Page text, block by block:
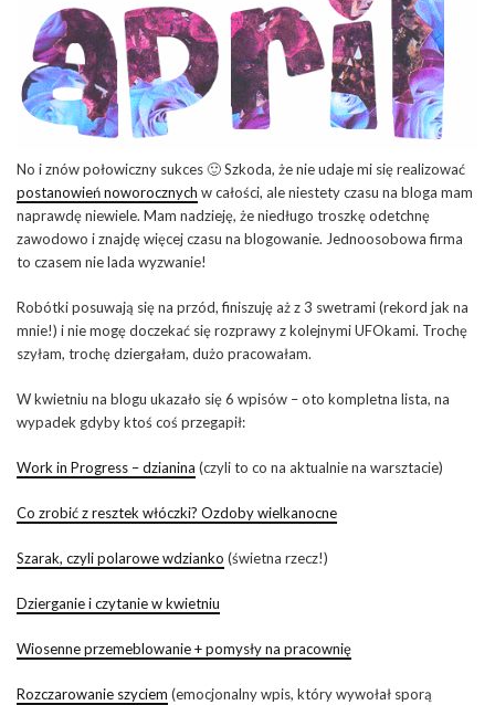
No i znów połowiczny sukces 🙂 Szkoda, że nie udaje mi się realizować
postanowień noworocznych w całości, ale niestety czasu na bloga mam
naprawdę niewiele. Mam nadzieję, że niedługo troszkę odetchnę
zawodowo i znajdę więcej czasu na blogowanie. Jednoosobowa firma
to czasem nie lada wyzwanie!
Robótki posuwają się na przód, finiszuję aż z 3 swetrami (rekord jak na
mnie!) i nie mogę doczekać się rozprawy z kolejnymi UFOkami. Trochę
szyłam, trochę dziergałam, dużo pracowałam.
W kwietniu na blogu ukazało się 6 wpisów – oto kompletna lista, na
wypadek gdyby ktoś coś przegapił:
Work in Progress – dzianina (czyli to co na aktualnie na warsztacie)
Co zrobić z resztek włóczki? Ozdoby wielkanocne
Szarak, czyli polarowe wdzianko (świetna rzecz!)
Dzierganie i czytanie w kwietniu
Wiosenne przemeblowanie + pomysły na pracownię
Rozczarowanie szyciem (emocjonalny wpis, który wywołał sporą